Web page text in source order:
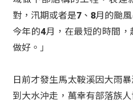
對，汛期或者是7、8月的颱
今年的4月，在最短的時間
做好。」
日前才發生馬太鞍溪因大雨
到大水沖走，萬幸有部落族